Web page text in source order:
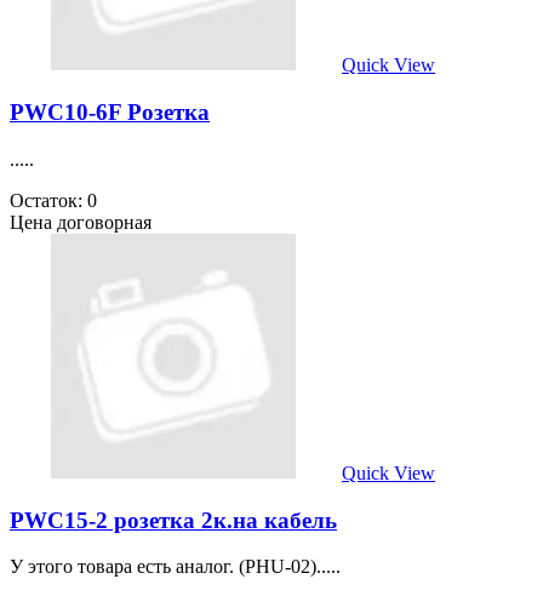
Quick View
PWC10-6F Розетка
.....
Остаток: 0
Цена договорная
Quick View
PWC15-2 розетка 2к.на кабель
У этого товара есть аналог. (PHU-02).....